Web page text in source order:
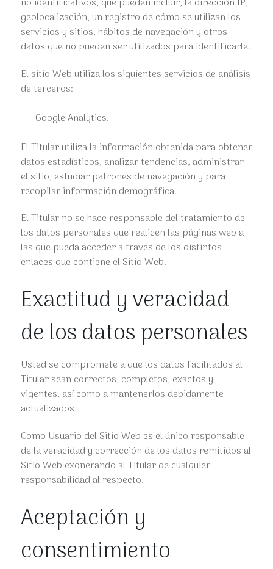
geolocalización, un registro de cómo se utilizan los
servicios y sitios, hábitos de navegación y otros
datos que no pueden ser utilizados para identificarle.
El sitio Web utiliza los siguientes servicios de análisis
de terceros:
Google Analytics.
El Titular utiliza la información obtenida para obtener
datos estadísticos, analizar tendencias, administrar
el sitio, estudiar patrones de navegación y para
recopilar información demográfica.
El Titular no se hace responsable del tratamiento de
los datos personales que realicen las páginas web a
las que pueda acceder a través de los distintos
enlaces que contiene el Sitio Web.
Exactitud y veracidad
de los datos personales
Usted se compromete a que los datos facilitados al
Titular sean correctos, completos, exactos y
vigentes, así como a mantenerlos debidamente
actualizados.
Como Usuario del Sitio Web es el único responsable
de la veracidad y corrección de los datos remitidos al
Sitio Web exonerando al Titular de cualquier
responsabilidad al respecto.
Aceptación y
consentimiento